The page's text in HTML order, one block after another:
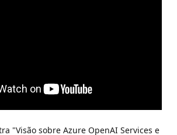
"Visão sobre Azure OpenAI Services e